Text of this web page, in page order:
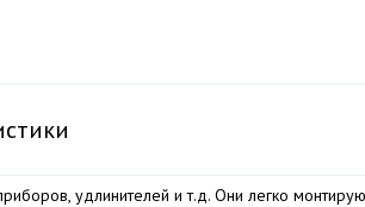
удлинителей и т.д. Они легко